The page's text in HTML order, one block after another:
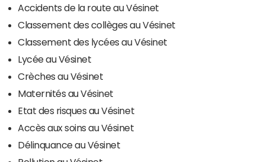
Accidents de la route au Vésinet
Classement des collèges au Vésinet
Classement des lycées au Vésinet
Lycée au Vésinet
Crèches au Vésinet
Maternités au Vésinet
Etat des risques au Vésinet
Accès aux soins au Vésinet
Délinquance au Vésinet